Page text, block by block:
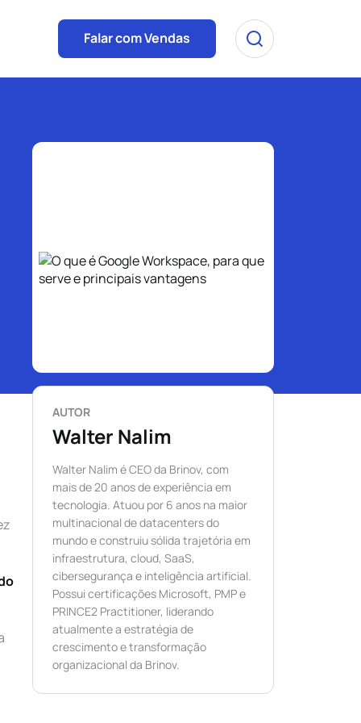
Falar com Vendas
AUTOR
Walter Nalim
Walter Nalim é CEO da Brinov, com
mais de 20 anos de experiência em
tecnologia. Atuou por 6 anos na maior
multinacional de datacenters do
mundo e construiu sólida trajetória em
infraestrutura, cloud, SaaS,
cibersegurança e inteligência artificial.
Possui certificações Microsoft, PMP e
PRINCE2 Practitioner, liderando
atualmente a estratégia de
crescimento e transformação
organizacional da Brinov.